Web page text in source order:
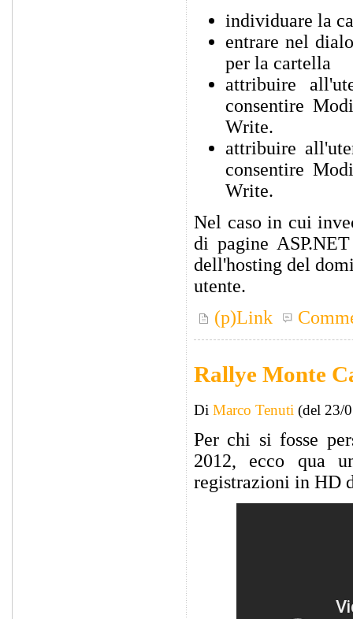
individuare la
entrare nel
per la cartella
attribuire
consentire
Write.
attribuire
consentire
Write.
Nel caso in cui
di pagine
dell'hosting del
utente.
(p)Link
Rallye Monte
Di Marco Tenuti (del 23/
Per chi si fosse
2012, ecco qua
registrazioni in HD